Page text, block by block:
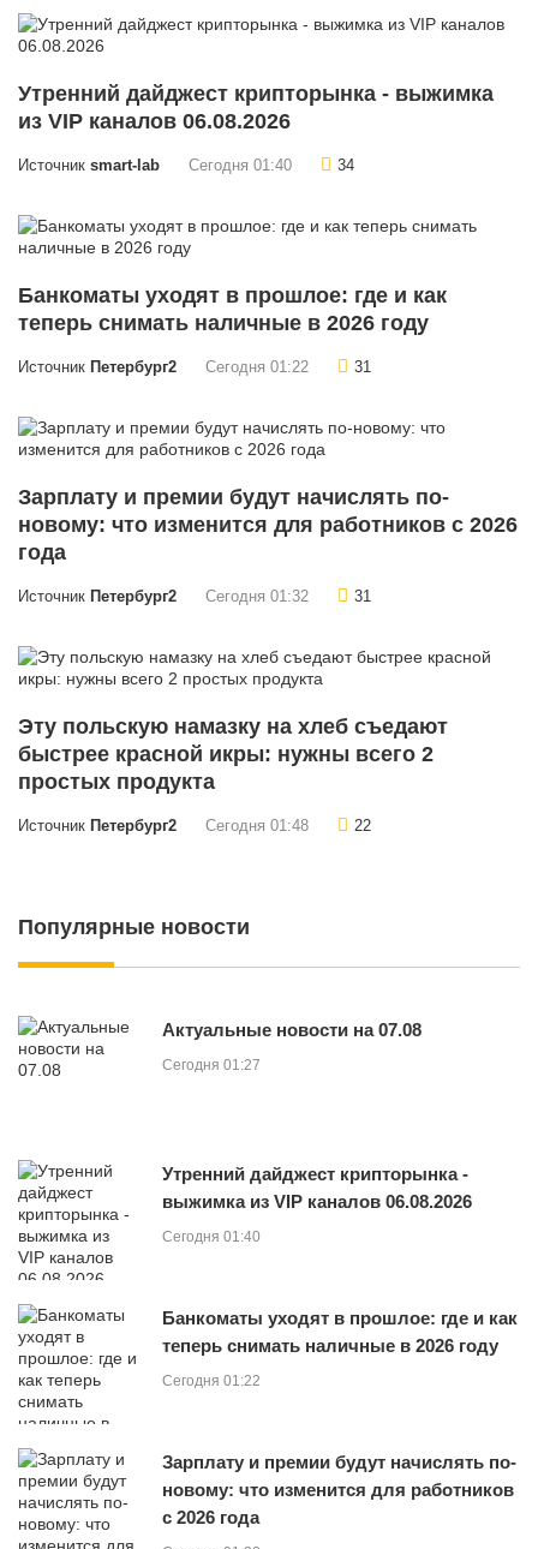
Утренний дайджест крипторынка - выжимка
из VIP каналов 06.08.2026
Источник smart-lab Сегодня 01:40 34
Банкоматы уходят в прошлое: где и как
теперь снимать наличные в 2026 году
Источник Петербург2 Сегодня 01:22 31
Зарплату и премии будут начислять по-
новому: что изменится для работников с 2026
года
Источник Петербург2 Сегодня 01:32 31
Эту польскую намазку на хлеб съедают
быстрее красной икры: нужны всего 2
простых продукта
Источник Петербург2 Сегодня 01:48 22
Популярные новости
Актуальные новости на 07.08
Сегодня 01:27
Утренний дайджест крипторынка -
выжимка из VIP каналов 06.08.2026
Сегодня 01:40
Банкоматы уходят в прошлое: где и как
теперь снимать наличные в 2026 году
Сегодня 01:22
Зарплату и премии будут начислять по-
новому: что изменится для работников
с 2026 года